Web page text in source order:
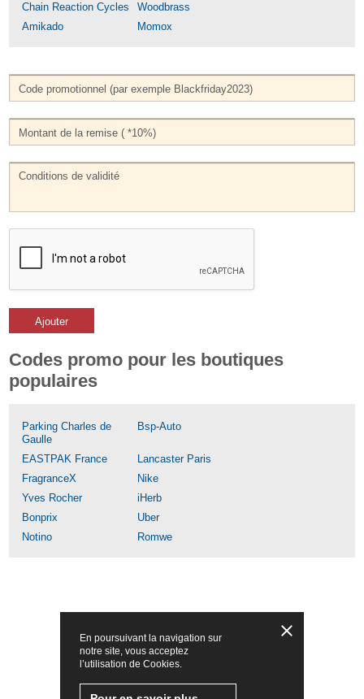
Chain Reaction Cycles
Woodbrass
Amikado
Momox
Ajouter
Codes promo pour les boutiques
populaires
Parking Charles de
Gaulle
Bsp-Auto
EASTPAK France
Lancaster Paris
FragranceX
Nike
Yves Rocher
iHerb
Bonprix
Uber
Notino
Romwe
En poursuivant la navigation sur
notre site, vous acceptez
l’utilisation de Cookies.